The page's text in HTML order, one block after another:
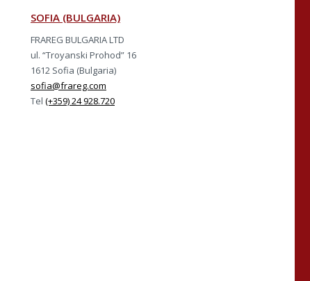
SOFIA (BULGARIA)
FRAREG BULGARIA LTD
ul. “Troyanski Prohod” 16
1612 Sofia (Bulgaria)
sofia@frareg.com
Tel (+359) 24 928.720